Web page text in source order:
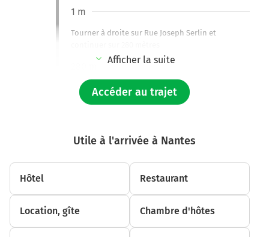
Tourner à droite sur Rue Joseph Serlin et
1 m
Tourner à droite sur N6 (Quai Jean Moulin) et
continuer sur 2,1 kilomètres
Continuer N6 (Quai du Docteur Gailleton) sur 70
Continuer la voie sur 140 mètres
Afficher la suite
Accéder au trajet
Utile à l'arrivée à Nantes
Hôtel Restaurant
Location, gîte Chambre d'hôtes